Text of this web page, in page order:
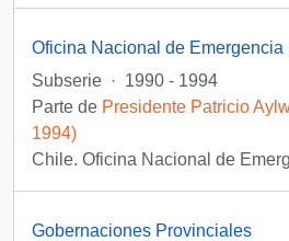
Oficina Nacional de Emergencia
Subserie · 1990 - 1994
Parte de Presidente Patricio
1994)
Chile. Oficina Nacional de
Gobernaciones Provinciales